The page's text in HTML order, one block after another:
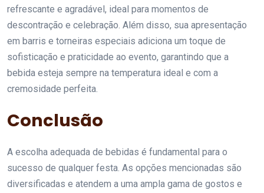
refrescante e agradável, ideal para momentos de
descontração e celebração. Além disso, sua apresentação
em barris e torneiras especiais adiciona um toque de
sofisticação e praticidade ao evento, garantindo que a
bebida esteja sempre na temperatura ideal e com a
cremosidade perfeita.
Conclusão
A escolha adequada de bebidas é fundamental para o
sucesso de qualquer festa. As opções mencionadas são
diversificadas e atendem a uma ampla gama de gostos e